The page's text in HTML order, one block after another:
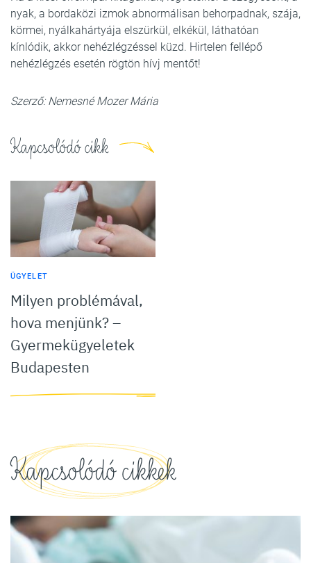
nyak, a bordaközi izmok abnormálisan behorpadnak, szája,
körmei, nyálkahártyája elszürkül, elkékül, láthatóan
kínlódik, akkor nehézlégzéssel küzd. Hirtelen fellépő
nehézlégzés esetén rögtön hívj mentőt!
Szerző: Nemesné Mozer Mária
Kapcsolódó cikk
ÜGYELET
Milyen problémával,
hova menjünk? –
Gyermekügyeletek
Budapesten
Kapcsolódó cikkek